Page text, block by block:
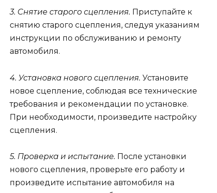
3. Снятие старого сцепления. Приступайте к
снятию старого сцепления, следуя указаниям
инструкции по обслуживанию и ремонту
автомобиля.
4. Установка нового сцепления. Установите
новое сцепление, соблюдая все технические
требования и рекомендации по установке.
При необходимости, произведите настройку
сцепления.
5. Проверка и испытание. После установки
нового сцепления, проверьте его работу и
произведите испытание автомобиля на